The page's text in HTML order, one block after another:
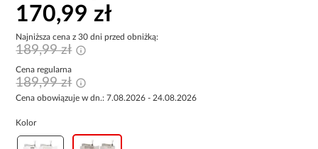
170,99 zł
Najniższa cena z 30 dni przed obniżką:
189,99 zł
Cena regularna
189,99 zł
Cena obowiązuje w dn.: 7.08.2026 - 24.08.2026
Kolor